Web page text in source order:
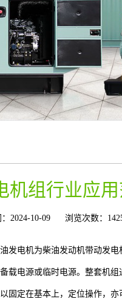
机组行业应用
2024-10-09 浏览次数：
发电机为柴油发动机带动发
载电源或临时电源。整套机
固定在基本上，定位操作，